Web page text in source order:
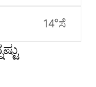
14°ಸೆ